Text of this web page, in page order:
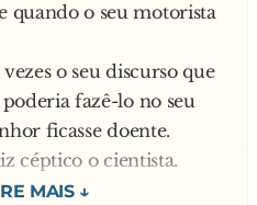
quando o seu motorista
o seu discurso que
fazê-lo no seu
ficasse doente.
céptico o cientista.